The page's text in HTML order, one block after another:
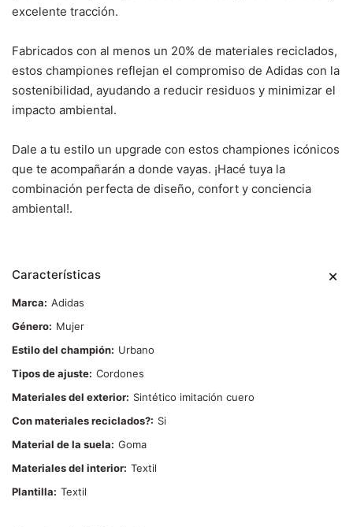
excelente tracción.
Fabricados con al menos un 20% de materiales reciclados,
estos championes reflejan el compromiso de Adidas con la
sostenibilidad, ayudando a reducir residuos y minimizar el
impacto ambiental.
Dale a tu estilo un upgrade con estos championes icónicos
que te acompañarán a donde vayas. ¡Hacé tuya la
combinación perfecta de diseño, confort y conciencia
ambiental!.
Características
Marca
Adidas
Género
Mujer
Estilo del champión
Urbano
Tipos de ajuste Cordones
Materiales del exterior
Sintético imitación cuero
Con materiales reciclados?
Si
Material de la suela
Goma
Materiales del interior Textil
Plantilla
Textil